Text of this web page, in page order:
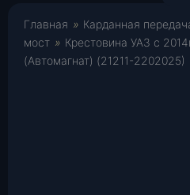
Главная » Карданная
мост » Крестовина УАЗ с
(Автомагнат) (21211-2202025)